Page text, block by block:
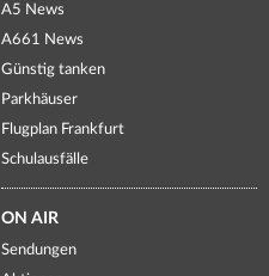
A5 News
A661 News
Günstig tanken
Parkhäuser
Flugplan Frankfurt
Schulausfälle
ON AIR
Sendungen